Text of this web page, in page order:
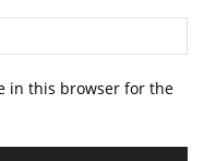
in this browser for the